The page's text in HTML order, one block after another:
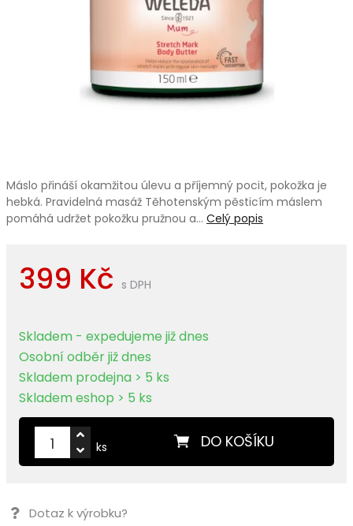
Máslo přináší okamžitou úlevu a příjemný pocit, pokožka je
hebká. Pravidelná masáž Těhotenským pěsticím máslem
pomáhá udržet pokožku pružnou a… Celý popis
399 Kč s DPH
Skladem - expedujeme již dnes
Osobní odběr již dnes
Skladem prodejna > 5 ks
Skladem eshop > 5 ks
DO KOŠÍKU
ks
Dotaz k výrobku?